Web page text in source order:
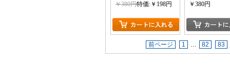
￥380円特価:￥198円 ￥380円
前ページ 1 … 82 83